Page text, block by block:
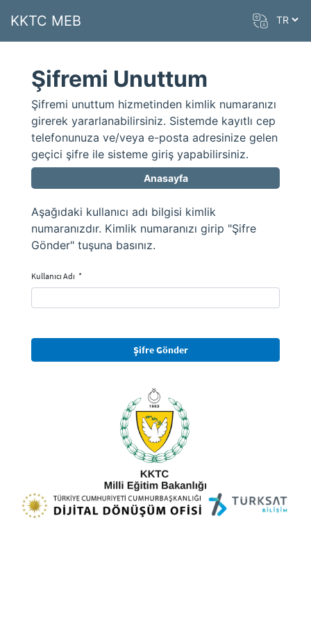
KKTC MEB
Şifremi Unuttum
Şifremi unuttum hizmetinden kimlik numaranızı
girerek yararlanabilirsiniz. Sistemde kayıtlı cep
telefonunuza ve/veya e-posta adresinize gelen
geçici şifre ile sisteme giriş yapabilirsiniz.
Anasayfa
Aşağıdaki kullanıcı adı bilgisi kimlik
numaranızdır. Kimlik numaranızı girip "Şifre
Gönder" tuşuna basınız.
Kullanıcı Adı *
Şifre Gönder